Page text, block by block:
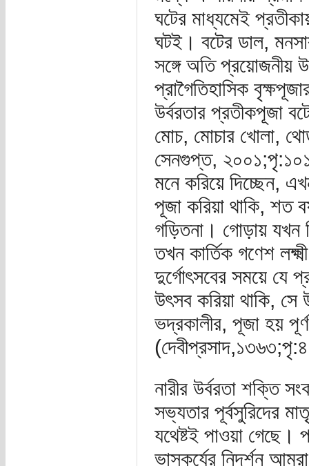
ঘটের মাধ্যমেই
ঘটই। বটের ডাল,
সঙ্গে অতি প্রয়োজনীয়
প্রাগৈতিহাসিক
উর্বরতার প্রতীকপূজা
মোচ, মোচার খোলা,
সেনগুপ্ত,
মনে করিয়ে দিচ্ছেন,
পূজা করিয়া থাকি, শত
গড়িতনা। গোড়ায় যখন
তখন কার্তিক গণেশ
দুর্গোৎসবের সময়ে যে
উৎসব করিয়া থাকি,
ভদ্রকালীর, পূজা হয়
নারীর উর্বরতা শক্তি
সভ্যতার পূর্বসুরিদের
যথেষ্টই পাওয়া
ভাস্কর্যের নিদর্শন